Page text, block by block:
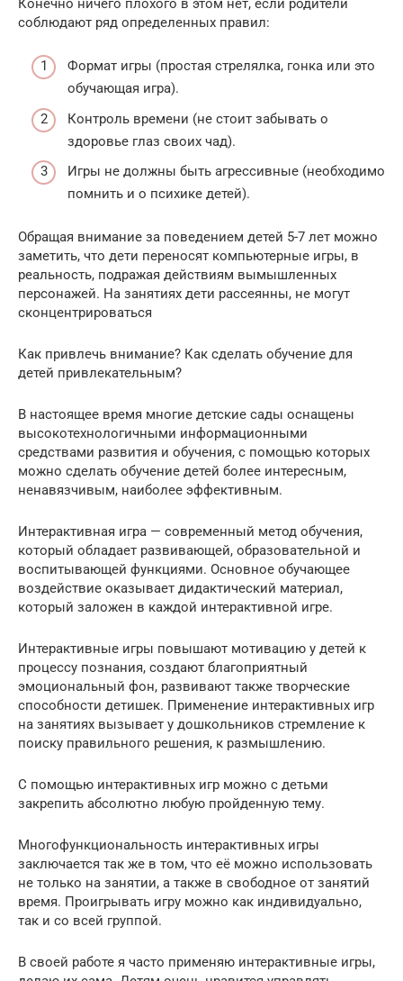
Конечно ничего плохого в этом нет, если родители
соблюдают ряд определенных правил:
Формат игры (простая стрелялка, гонка или это
обучающая игра).
Контроль времени (не стоит забывать о
здоровье глаз своих чад).
Игры не должны быть агрессивные (необходимо
помнить и о психике детей).
Обращая внимание за поведением детей 5-7 лет можно
заметить, что дети переносят компьютерные игры, в
реальность, подражая действиям вымышленных
персонажей. На занятиях дети рассеянны, не могут
сконцентрироваться
Как привлечь внимание? Как сделать обучение для
детей привлекательным?
В настоящее время многие детские сады оснащены
высокотехнологичными информационными
средствами развития и обучения, с помощью которых
можно сделать обучение детей более интересным,
ненавязчивым, наиболее эффективным.
Интерактивная игра — современный метод обучения,
который обладает развивающей, образовательной и
воспитывающей функциями. Основное обучающее
воздействие оказывает дидактический материал,
который заложен в каждой интерактивной игре.
Интерактивные игры повышают мотивацию у детей к
процессу познания, создают благоприятный
эмоциональный фон, развивают также творческие
способности детишек. Применение интерактивных игр
на занятиях вызывает у дошкольников стремление к
поиску правильного решения, к размышлению.
С помощью интерактивных игр можно с детьми
закрепить абсолютно любую пройденную тему.
Многофункциональность интерактивных игры
заключается так же в том, что её можно использовать
не только на занятии, а также в свободное от занятий
время. Проигрывать игру можно как индивидуально,
так и со всей группой.
В своей работе я часто применяю интерактивные игры,